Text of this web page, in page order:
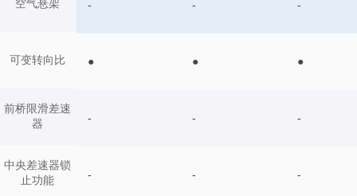
空气悬架
可变转向比
前桥限滑差速
器
中央差速器锁
止功能
- - -
● ● ●
- - -
- - -